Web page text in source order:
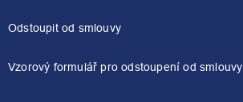
Odstoupit od smlouvy
Vzorový formulář pro odstoupení od smlouvy